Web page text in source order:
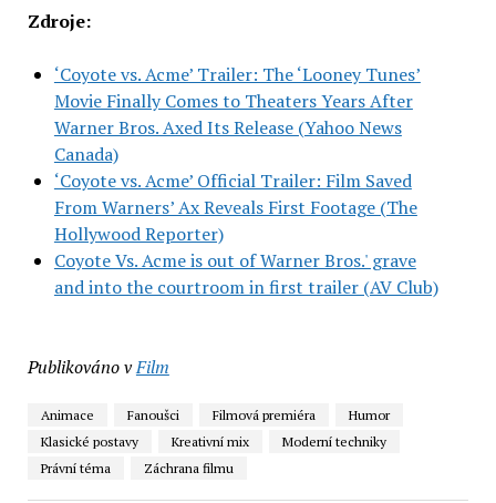
Zdroje:
‘Coyote vs. Acme’ Trailer: The ‘Looney Tunes’
Movie Finally Comes to Theaters Years After
Warner Bros. Axed Its Release (Yahoo News
Canada)
‘Coyote vs. Acme’ Official Trailer: Film Saved
From Warners’ Ax Reveals First Footage (The
Hollywood Reporter)
Coyote Vs. Acme is out of Warner Bros.' grave
and into the courtroom in first trailer (AV Club)
Publikováno vFilm
Animace Fanoušci Filmová premiéra
Humor
Klasické postavy
Kreativní mix
Moderní techniky
Právní téma
Záchrana filmu